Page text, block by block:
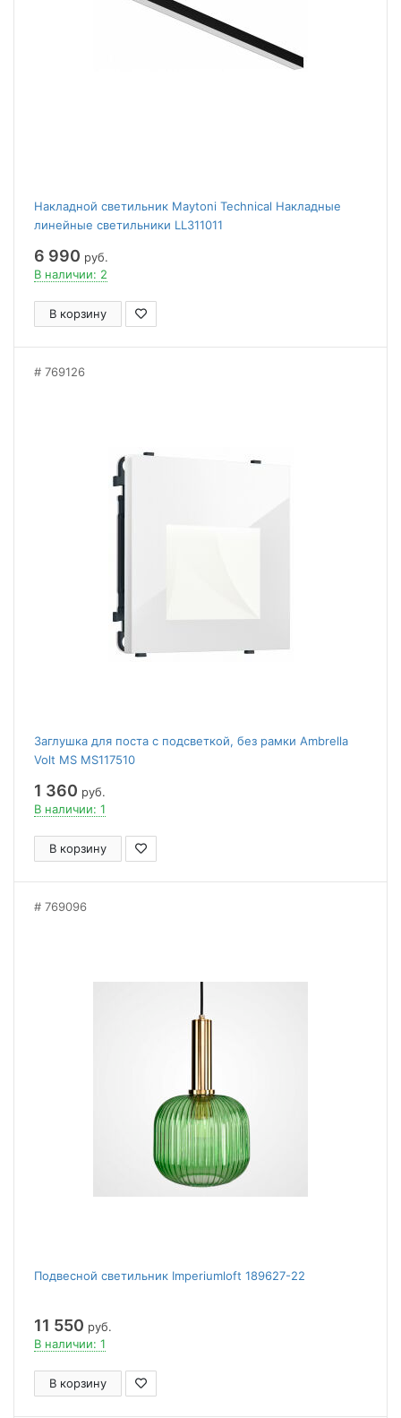
Накладной светильник Maytoni Technical Накладные
линейные светильники LL311011
6 990 руб.
В наличии: 2
В корзину
769126
Заглушка для поста с подсветкой, без рамки Ambrella
Volt MS MS117510
1 360 руб.
В наличии: 1
В корзину
769096
Подвесной светильник Imperiumloft 189627-22
11 550 руб.
В наличии: 1
В корзину